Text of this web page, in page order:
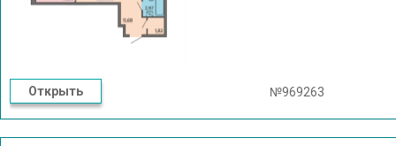
Открыть №969263